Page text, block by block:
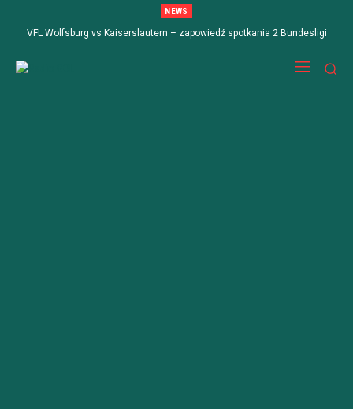
NEWS
VFL Wolfsburg vs Kaiserslautern – zapowiedź spotkania 2 Bundesligi